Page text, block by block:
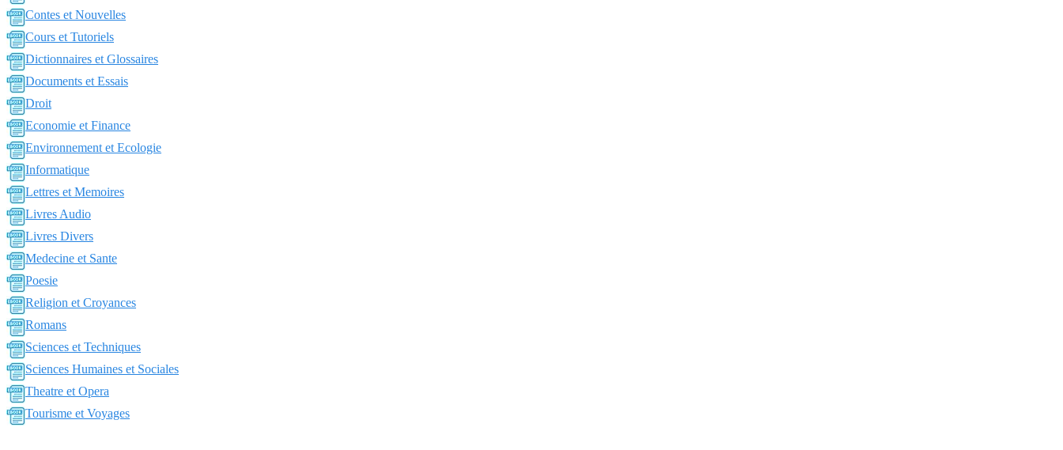
Contes et Nouvelles
Cours et Tutoriels
Dictionnaires et Glossaires
Documents et Essais
Droit
Economie et Finance
Environnement et Ecologie
Informatique
Lettres et Memoires
Livres Audio
Livres Divers
Medecine et Sante
Poesie
Religion et Croyances
Romans
Sciences et Techniques
Sciences Humaines et Sociales
Theatre et Opera
Tourisme et Voyages